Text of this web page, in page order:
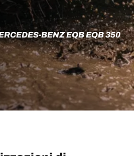
BENZ EQB EQB 350